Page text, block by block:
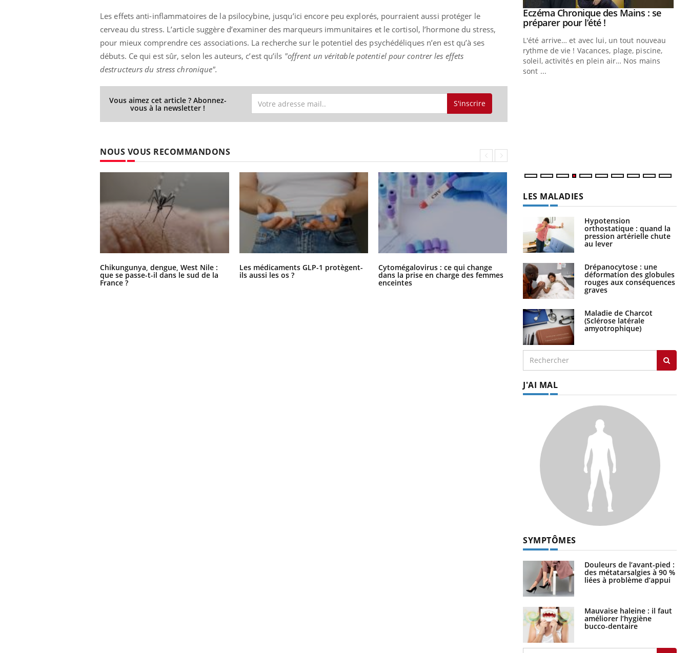
Les effets anti-inflammatoires de la psilocybine, jusqu’ici encore peu explorés, pourraient aussi protéger le
cerveau du stress. L’article suggère d’examiner des marqueurs immunitaires et le cortisol, l’hormone du stress,
pour mieux comprendre ces associations. La recherche sur le potentiel des psychédéliques n’en est qu’à ses
débuts. Ce qui est sûr, selon les auteurs, c’est qu’ils "offrent un véritable potentiel pour contrer les effets
destructeurs du stress chronique".
Vous aimez cet article ? Abonnez-
vous à la newsletter ! S'inscrire
NOUS VOUS RECOMMANDONS
Chikungunya, dengue, West Nile :
que se passe-t-il dans le sud de la
France ?
Les médicaments GLP-1 protègent-
ils aussi les os ?
Cytomégalovirus : ce qui change
dans la prise en charge des femmes
enceintes
La sieste empêche-t-elle de dormir
la nuit ?
Eczéma Chronique des Mains :
expliquer ma maladie Youtube
Il y a des sujets qui sont faciles à aborder...
d'autres non ! D'un côté, poser des
questions sur la maladie d'un proche c'est
Youtube
Carence en fer : comprendre pour
prévenirYoutube
Fatigue, irritabilité, brouillard mental ou
même alopécie… Les symptômes de la
carence en fer sont multiples ce qui la rend
...
Youtube
Insuline & Charge mentale : et si on
osait en parler??Youtube
En 2026, l'insuline dans le diabète de type 2
reste entourée d'idées reçues chez les
patients comme parfois chez les soignants.
Youtube
Eczéma Chronique des Mains : se
préparer pour l’été !Youtube
L'été arrive… et avec lui, un tout nouveau
rythme de vie ! Vacances, plage, piscine,
soleil, activités en plein air… Nos mains
sont ...
LES MALADIES
Hypotension
orthostatique : quand la
pression artérielle chute
au lever
Drépanocytose : une
déformation des globules
rouges aux conséquences
graves
Maladie de Charcot
(Sclérose latérale
amyotrophique)
J'AI MAL
SYMPTÔMES
Douleurs de l’avant-pied :
des métatarsalgies à 90 %
liées à problème d’appui
Mauvaise haleine : il faut
améliorer l’hygiène
bucco-dentaire